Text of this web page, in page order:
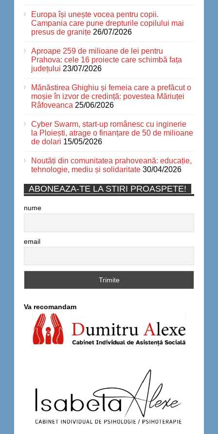
Europa își unește vocea pentru copii.
Campania care pune drepturile copilului mai
presus de granițe 26/07/2026
Aproape 259 de milioane de lei pentru
Prahova: cele 16 proiecte care schimbă fața
județului 23/07/2026
Mănăstirea Ghighiu și femeia care a prefăcut o
moșie în izvor de credință: povestea Măriuței
Râfoveanca 25/06/2026
Cyber Swarm, start-up românesc cu inginerie
la Ploiești, atrage o finanțare de 50 de milioane
de dolari 15/05/2026
Noutăți din comunitatea prahoveană: educație,
tehnologie, mediu și solidaritate 30/04/2026
ABONEAZA-TE LA STIRI PROASPETE!
nume
email
Va recomandam